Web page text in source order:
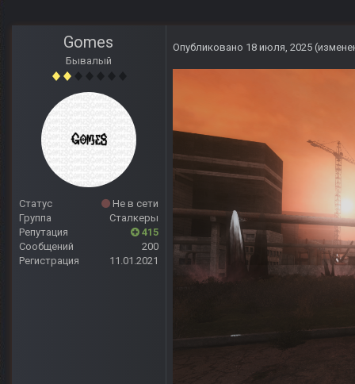
Gomes
Бывалый
Статус
Не в сети
Группа
Сталкеры
Репутация
415
Сообщений
200
Регистрация
11.01.2021
Опубликовано 18 июля, 2025